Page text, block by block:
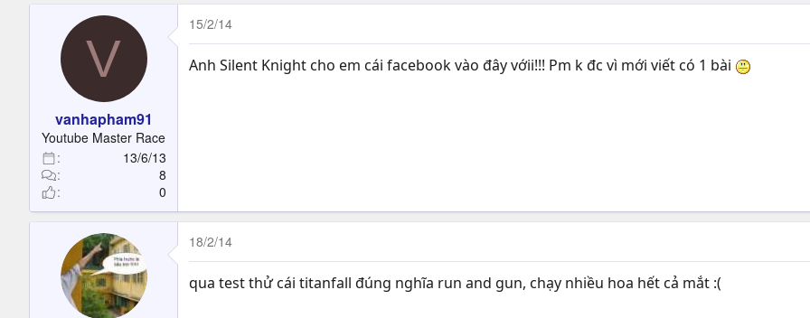
V
vanhapham91
Youtube Master Race
13/6/13
8
0
15/2/14
Anh Silent Knight cho em cái facebook vào đây vớii!!! Pm k đc vì mới viết có 1 bài
18/2/14
qua test thử cái titanfall đúng nghĩa run and gun, chạy nhiều hoa hết cả mắt :(